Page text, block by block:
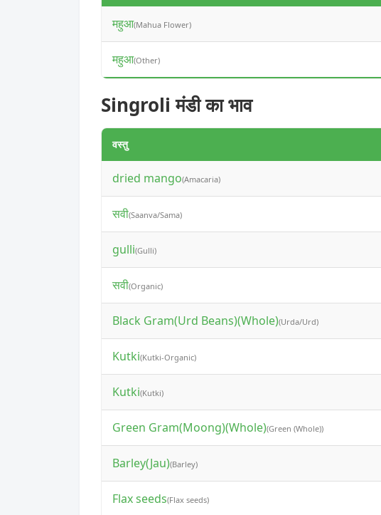
महुआ(Mahua Flower)
महुआ(Other)
Singroli मंडी का भाव
वस्तु
dried mango(Amacaria)
सवी(Saanva/Sama)
gulli(Gulli)
सवी(Organic)
Black Gram(Urd Beans)(Whole)(Urda/Urd)
Kutki(Kutki-Organic)
Kutki(Kutki)
Green Gram(Moong)(Whole)(Green (Whole))
Barley(Jau)(Barley)
Flax seeds(Flax seeds)